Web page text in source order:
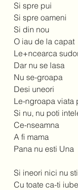
Si spre pui
Si spre oameni
Si din nou
O iau de la capat
Le+ncearca
Dar nu se lasa
Nu se-groapa
Desi uneori
Le-ngroapa viata
Si nu, nu poti
Ce-nseamna
A fi mama
Pana nu esti Una
Si ineori nici nu
Cu toate ca-ti